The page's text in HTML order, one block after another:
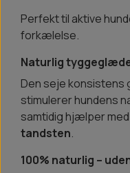
Perfekt til aktive
forkælelse.
Naturlig
Den seje konsistens
stimulerer hundens
samtidig hjælper
tandsten.
100% naturlig –